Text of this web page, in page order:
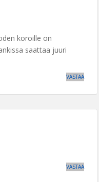
koroille on
saattaa juuri
VASTAA
VASTAA